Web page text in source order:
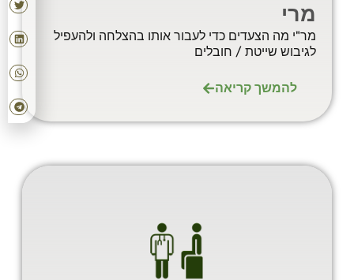
מרי
מר"י מה הצעדים כדי לעבור אותו בהצלחה ולהעפיל
לגיבוש שייטת / חובלים
להמשך קריאה